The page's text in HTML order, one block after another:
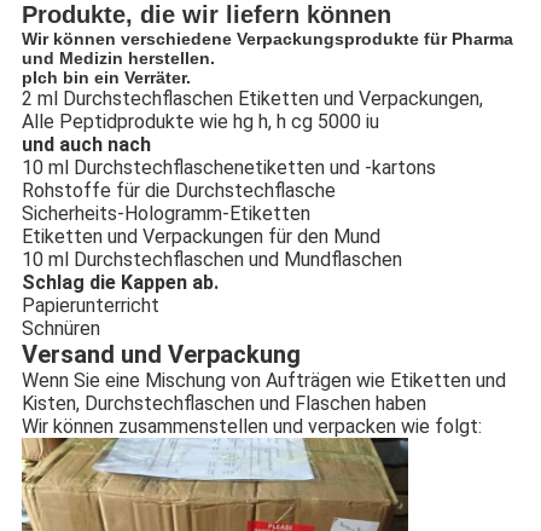
Produkte, die wir liefern können
Wir können verschiedene Verpackungsprodukte für Pharma
und Medizin herstellen.
pIch bin ein Verräter.
2 ml Durchstechflaschen Etiketten und Verpackungen,
Alle Peptidprodukte wie hg h, h cg 5000 iu
und auch nach
10 ml Durchstechflaschenetiketten und -kartons
Rohstoffe für die Durchstechflasche
Sicherheits-Hologramm-Etiketten
Etiketten und Verpackungen für den Mund
10 ml Durchstechflaschen und Mundflaschen
Schlag die Kappen ab.
Papierunterricht
Schnüren
Versand und Verpackung
Wenn Sie eine Mischung von Aufträgen wie Etiketten und
Kisten, Durchstechflaschen und Flaschen haben
Wir können zusammenstellen und verpacken wie folgt: